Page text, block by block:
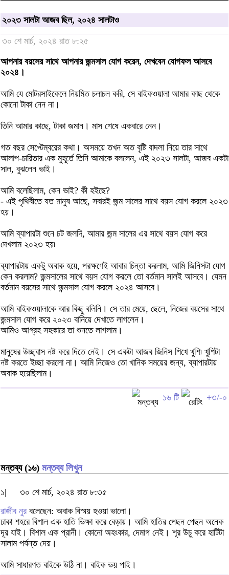
২০২৩ সালটা আজব ছিল, ২০২৪ সালটাও
৩০ শে মার্চ, ২০২৪ রাত ৮:২৫
আপনার বয়সের সাথে আপনার জন্মসাল যোগ করেন, দেখবেন যোগফল আসবে
২০২৪।
আমি যে মোটরসাইকেলে নিয়মিত চলাচল করি, সে বাইকওয়ালা আমার কাছ থেকে
কোনো টাকা নেন না।
তিনি আমার কাছে, টাকা জমান। মাস শেষে একবারে নেন।
গত বছর সেপ্টেম্বরের কথা। অসময়ে তখন অত বৃষ্টি বাদলা নিয়ে তার সাথে
আলাপ-চারিতার এক মুহূর্তে তিনি আমাকে বললেন, এই ২০২৩ সালটা, আজব একটা
সাল, বুঝলেন ভাই।
আমি বলেছিলাম, কেন ভাই? কী হইছে?
- এই পৃথিবীতে যত মানুষ আছে, সবারই জন্ম সালের সাথে বয়স যোগ করলে ২০২৩
হয়।
আমি ব্যাপারটা শুনে চট জলদি, আমার জন্ম সালের এর সাথে বয়স যোগ করে
দেখলাম ২০২৩ হয়৷
ব্যাপারটায় একটু অবাক হয়ে, পরক্ষণেই আবার চিন্তা করলাম, আমি জিনিসটা যোগ
কেন করলাম? জন্মসালের সাথে বয়স যোগ করলে তো বর্তমান সালই আসবে। যেমন
বর্তমান বয়সের সাথে জন্মসাল যোগ করলে ২০২৪ আসবে।
আমি বাইকওয়ালাকে আর কিছু বলিনি। সে তার মেয়ে, ছেলে, নিজের বয়সের সাথে
জন্মসাল যোগ করে ২০২৩ বানিয়ে দেখাতে লাগলেন।
আমিও আগ্রহ সহকারে তা শুনতে লাগলাম।
মানুষের উচ্ছ্বাস নষ্ট করে দিতে নেই। সে একটা আজব জিনিস শিখে খুশি৷ খুশিটা
নষ্ট করতে ইচ্ছা করলো না। আমি নিজেও তো খানিক সময়ের জন্য, ব্যাপারটায়
অবাক হয়েছিলাম।
১৬ টি +৩/-০
মন্তব্য (১৬) মন্তব্য লিখুন
১|
৩০ শে মার্চ, ২০২৪ রাত ৮:৩৫
রাজীব নুর বলেছেন: অবাক বিস্ময় হওয়া ভালো।
ঢাকা শহরে বিশাল এক হাতি ভিক্ষা করে বেড়ায়। আমি হাতির পেছন পেছন অনেক
দূর যাই। বিশাল এক প্রানী। কোনো অহংকার, দেমাগ নেই। শূর উচু করে হাটিটা
সালাম পর্যন্ত দেয়।
আমি সাধারণত বাইকে উঠি না। বাইক ভয় পাই।